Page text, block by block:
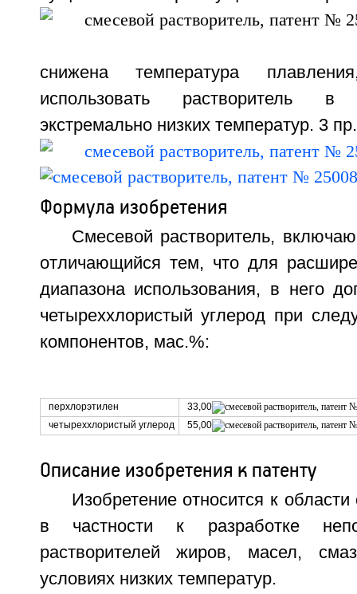
снижена температура
использовать растворитель
экстремально низких температур. 3
Формула изобретения
Смесевой растворитель,
отличающийся тем, что для
диапазона использования, в него
четыреххлористый углерод при
компонентов, мас.%:
перхлорэтилен
33,00
четыреххлористый углерод
55,00
Описание изобретения к патенту
Изобретение относится к
в частности к разработке
растворителей жиров, масел,
условиях низких температур.